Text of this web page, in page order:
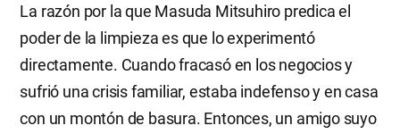
La razón por la que Masuda Mitsuhiro predica el
poder de la limpieza es que lo experimentó
directamente. Cuando fracasó en los negocios y
sufrió una crisis familiar, estaba indefenso y en casa
con un montón de basura. Entonces, un amigo suyo